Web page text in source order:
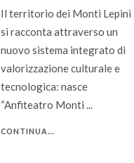
Il territorio dei Monti Lepini
si racconta attraverso un
nuovo sistema integrato di
valorizzazione culturale e
tecnologica: nasce
“Anfiteatro Monti ...
CONTINUA...